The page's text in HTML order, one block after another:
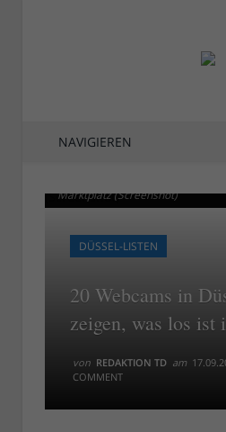
NAVIGIEREN
Marktplatz (Screenshot)
DÜSSEL-LISTEN
20 Webcams in
zeigen, was los ist
von REDAKTION TD am
COMMENT
Marktplatz (Screenshot)